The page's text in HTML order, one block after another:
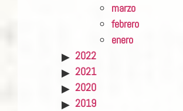
marzo
febrero
enero
2022
2021
2020
2019